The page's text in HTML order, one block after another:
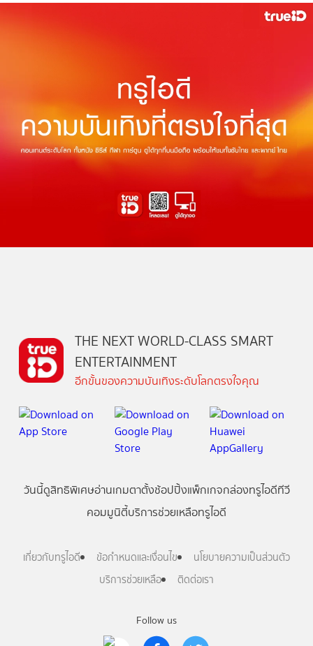
Follow us
THE NEXT WORLD-CLASS SMART
ENTERTAINMENT
อีกขั้นของความบันเทิงระดับโลกตรงใจคุณ
วันนี้ดูสิทธิพิเศษอ่านเกมตาตั้งช้อปปิ้งแพ็กเกจกล่องทรูไอดีทีวี
คอมมูนิตี้บริการช่วยเหลือทรูไอดี
เกี่ยวกับทรูไอดี ข้อกำหนดและเงื่อนไข
นโยบายความเป็นส่วนตัว
บริการช่วยเหลือ
ติดต่อเรา